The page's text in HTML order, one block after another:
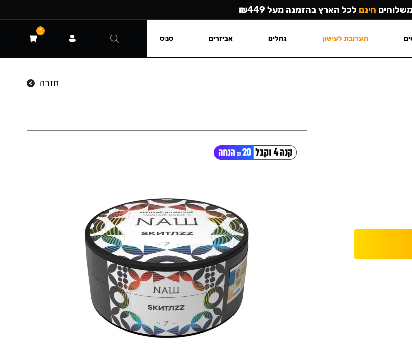
חזרה
משלוחים חינם לכל הארץ בהזמנה מעל ₪449
תערובת לעישון גחלים אביזרים סנוס
1